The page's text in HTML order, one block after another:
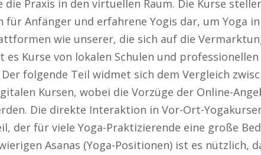
die Praxis in den virtuellen Raum. Die Kurse
Anfänger und erfahrene Yogis dar, um Yoga
wie unserer, die sich auf die
Kurse von lokalen Schulen und
folgende Teil widmet sich dem Vergleich
Kursen, wobei die Vorzüge der Online-
Die direkte Interaktion in Vor-Ort-
der für viele Yoga-Praktizierende eine große
Asanas (Yoga-Positionen) ist es nützlich,